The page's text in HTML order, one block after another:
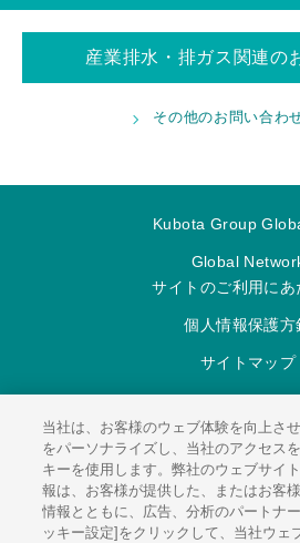
産業排水・排ガス関連の
その他のお問い合わ
Kubota Group
Global
サイトのご利用にあ
個人情報保護方
サイトマップ
© 2026 KUBOTA Environmental
当社は、お客様のウェブ体験を向上さ
をパーソナライズし、当社のアクセス
キーを使用します。弊社のウェブサイ
報は、お客様が提供した、またはお客
情報とともに、広告、分析のパートナ
ッキー設定]をクリックして、当社ウェ